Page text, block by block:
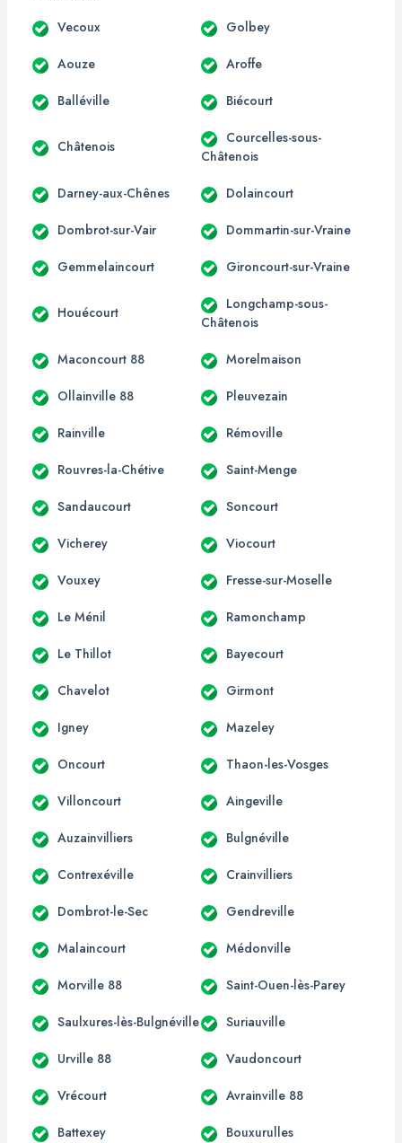
Vecoux Golbey
Aouze Aroffe
Balléville Biécourt
Châtenois
Courcelles-sous-
Châtenois
Darney-aux-Chênes Dolaincourt
Dombrot-sur-Vair Dommartin-sur-Vraine
Gemmelaincourt Gironcourt-sur-Vraine
Houécourt
Longchamp-sous-
Châtenois
Maconcourt 88 Morelmaison
Ollainville 88 Pleuvezain
Rainville Rémoville
Rouvres-la-Chétive Saint-Menge
Sandaucourt Soncourt
Vicherey Viocourt
Vouxey Fresse-sur-Moselle
Le Ménil Ramonchamp
Le Thillot Bayecourt
Chavelot Girmont
Igney Mazeley
Oncourt Thaon-les-Vosges
Villoncourt Aingeville
Auzainvilliers Bulgnéville
Contrexéville Crainvilliers
Dombrot-le-Sec Gendreville
Malaincourt Médonville
Morville 88 Saint-Ouen-lès-Parey
Saulxures-lès-Bulgnéville Suriauville
Urville 88 Vaudoncourt
Vrécourt Avrainville 88
Battexey Bouxurulles